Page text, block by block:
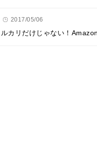
2017/05/06
ルカリだけじゃない！